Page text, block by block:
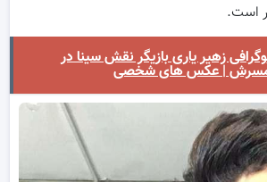
است.
زهیر یاری بازیگر نقش سینا در
همسرش | عکس های شخصی